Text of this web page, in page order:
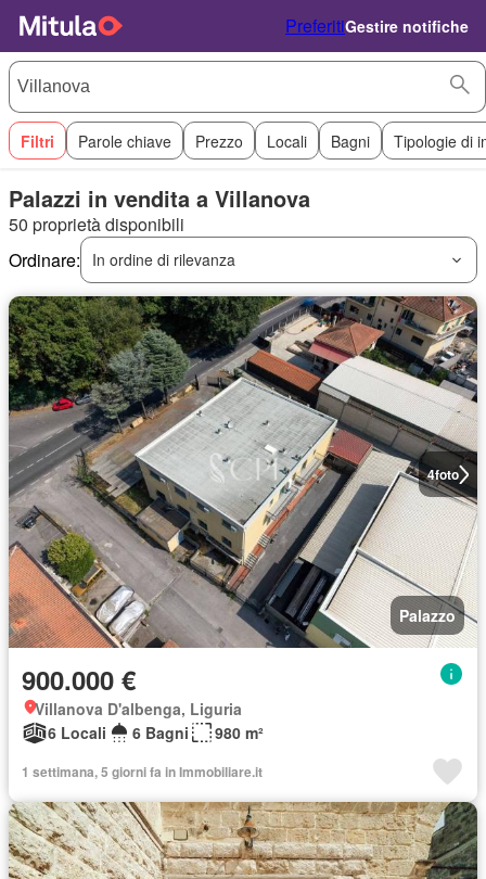
PreferitiGestire notifiche
Filtri Parole chiave Prezzo Locali Bagni Tipologie di
Palazzi in vendita a Villanova
50 proprietà disponibili
Ordinare:
In ordine di rilevanza
4foto
Palazzo
900.000 €
Villanova D'albenga, Liguria
6 Locali
6 Bagni 980 m²
1 settimana, 5 giorni fa in Immobiliare.it